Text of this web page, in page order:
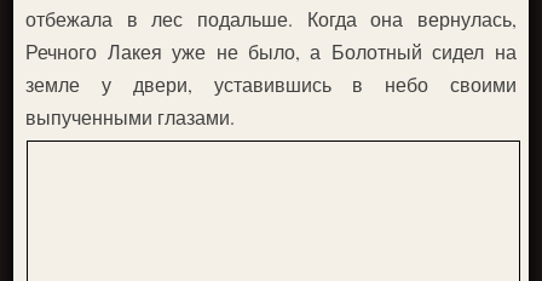
отбежала в лес подальше. Когда она вернулась,
Речного Лакея уже не было, а Болотный сидел на
земле у двери, уставившись в небо своими
выпученными глазами.